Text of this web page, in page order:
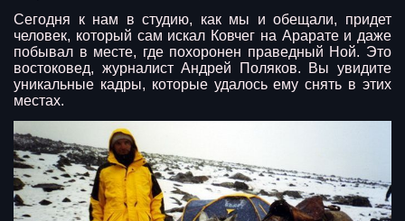
Сегодня к нам в студию, как мы и обещали, придет
человек, который сам искал Ковчег на Арарате и даже
побывал в месте, где похоронен праведный Ной. Это
востоковед, журналист Андрей Поляков. Вы увидите
уникальные кадры, которые удалось ему снять в этих
местах.